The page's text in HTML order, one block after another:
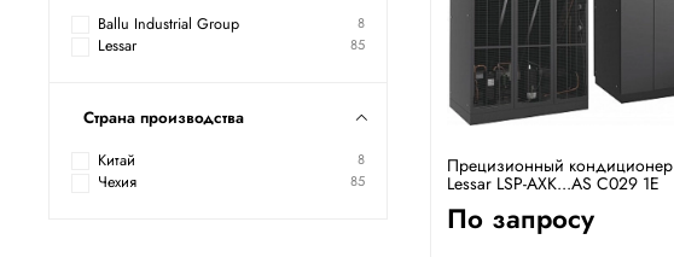
Прецизионный кондиционер
Lessar LSP-AXK...AS C029 1E
По запросу
Ballu Industrial Group 8
Lessar 85
Страна производства
Китай 8
Чехия 85